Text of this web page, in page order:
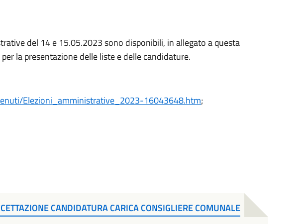
del 14 e 15.05.2023 sono disponibili, in allegato a questa
la presentazione delle liste e delle candidature.
Elezioni_amministrative_2023-16043648.htm;
CANDIDATURA CARICA CONSIGLIERE COMUNALE